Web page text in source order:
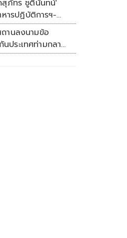
สุภัทร ชูตินันทน์'
ารปฏิบัติการฯ-
รี'
านลงนามข้อ
ประเทศท่ามกลาง